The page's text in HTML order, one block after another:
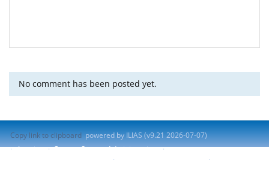
No comment has been posted yet.
Copy link to clipboard powered by ILIAS (v9.21 2026-07-07)
Imprint
Contact System Administration